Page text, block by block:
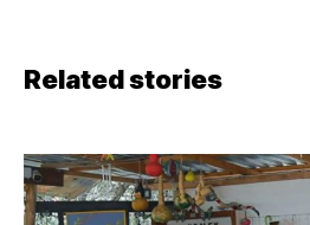
Related stories